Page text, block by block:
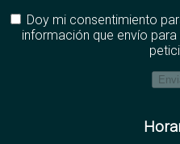
Doy mi consentimiento
información que envío